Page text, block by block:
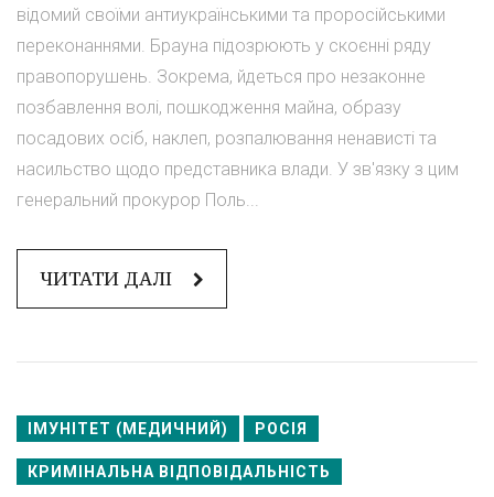
відомий своїми антиукраїнськими та проросійськими
переконаннями. Брауна підозрюють у скоєнні ряду
правопорушень. Зокрема, йдеться про незаконне
позбавлення волі, пошкодження майна, образу
посадових осіб, наклеп, розпалювання ненависті та
насильство щодо представника влади. У зв'язку з цим
генеральний прокурор Поль...
ЧИТАТИ ДАЛІ
ІМУНІТЕТ (МЕДИЧНИЙ) РОСІЯ
КРИМІНАЛЬНА ВІДПОВІДАЛЬНІСТЬ